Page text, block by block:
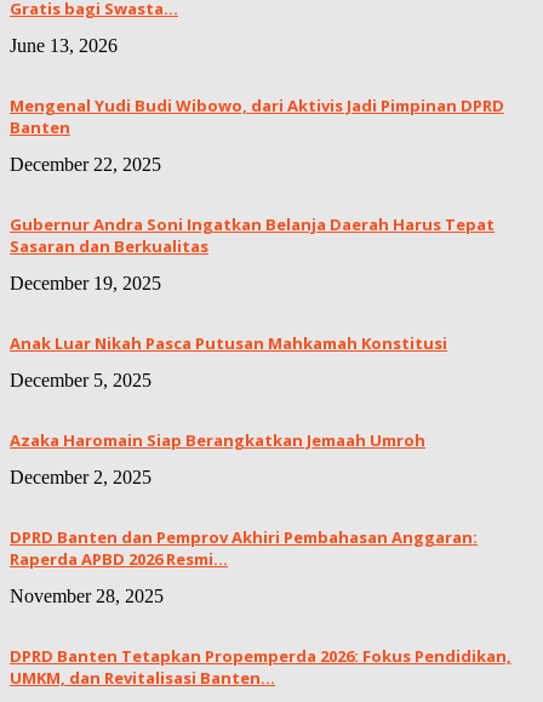
Gratis bagi Swasta...
June 13, 2026
Mengenal Yudi Budi Wibowo, dari Aktivis Jadi Pimpinan DPRD
Banten
December 22, 2025
Gubernur Andra Soni Ingatkan Belanja Daerah Harus Tepat
Sasaran dan Berkualitas
December 19, 2025
Anak Luar Nikah Pasca Putusan Mahkamah Konstitusi
December 5, 2025
Azaka Haromain Siap Berangkatkan Jemaah Umroh
December 2, 2025
DPRD Banten dan Pemprov Akhiri Pembahasan Anggaran:
Raperda APBD 2026 Resmi...
November 28, 2025
DPRD Banten Tetapkan Propemperda 2026: Fokus Pendidikan,
UMKM, dan Revitalisasi Banten...